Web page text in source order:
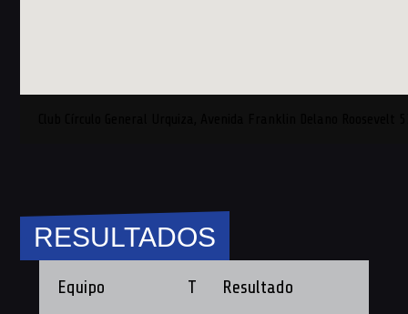
RESULTADOS
Equipo T Resultado